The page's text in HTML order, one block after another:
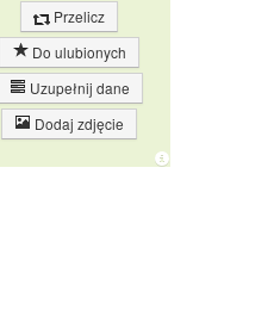
Przelicz
Do ulubionych
Uzupełnij dane
Dodaj zdjęcie